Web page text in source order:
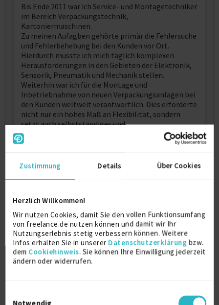
Zustimmung Details Über Cookies
Herzlich Willkommen!
Wir nutzen Cookies, damit Sie den vollen Funktionsumfang
von freelance.de nutzen können und damit wir Ihr
Nutzungserlebnis stetig verbessern können. Weitere
Infos erhalten Sie in unserer Datenschutzerklärung bzw.
dem Cookiehinweis. Sie können Ihre Einwilligung jederzeit
ändern oder widerrufen.
Notwendig
Bis Ende 2011 war ich Service- und Montagetechniker
im Bereich Verpackungstechnik,
Kartoniermaschinen.
Zu meinen Aufagben gehörte primär die Fehlersuche
und Fehlerbehebung bei den Kunden vor Ort.
Hierdurch musste ich mich täglich komplexen
Herausforderungen in den Gebieten der Elektronik,
Sensorik, Pneumatik und Mechanik stellen.
Weiterhin war ich für die Montage und
Inbetriebnahme von neuen Verpackungsanlagen bei
den Kunden weltweit verantwortlich. Dies erforderte
nicht nur ein hohes Maß an Flexibilität, sondern
setzt auch selbstständiges und
eigenverantwortliches Handeln voraus.
Servicetechniker für Wartung, Reparatur,
Instandhaltung und Montagen von
Produktionsmaschinen und -anlagen aus den
Pharmazie.
Weitere Kenntnisse
- Montageeinsätze beim Kunden vor Ort;
Reparaturen, Service, Wartungen an Produktions-
- Reparaturen, Überholungen von Maschinen oder